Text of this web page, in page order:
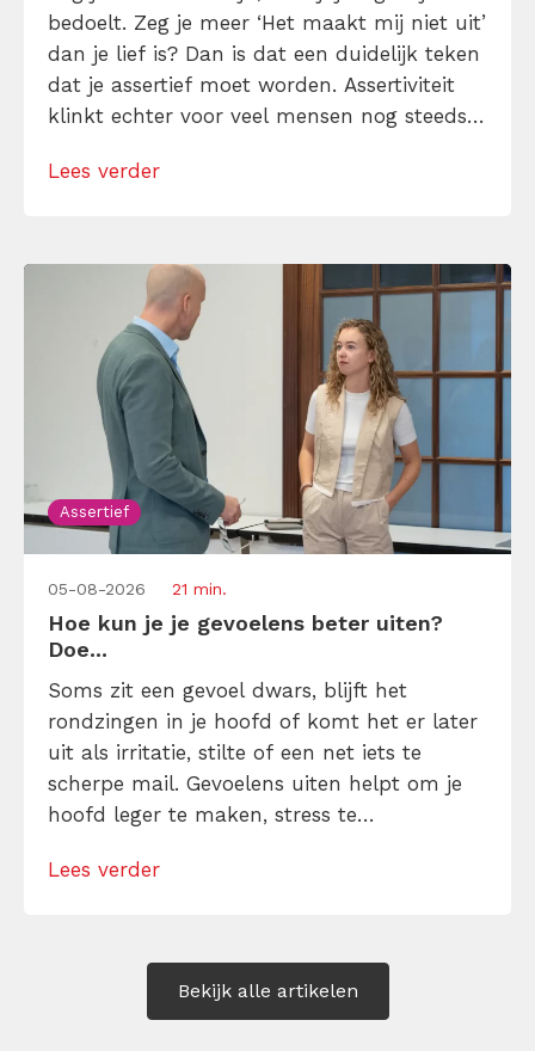
bedoelt. Zeg je meer ‘Het maakt mij niet uit’
dan je lief is? Dan is dat een duidelijk teken
dat je assertief moet worden. Assertiviteit
klinkt echter voor veel mensen nog steeds
maar dat is niet zo. Assertiviteit draait juist
Lees verder
Assertief
05-08-2026 21 min.
Hoe kun je je gevoelens beter uiten?
Doe...
Soms zit een gevoel dwars, blijft het
rondzingen in je hoofd of komt het er later
uit als irritatie, stilte of een net iets te
scherpe mail. Gevoelens uiten helpt om je
hoofd leger te maken, stress te
Maar hoe doe je dat zonder drama, verwijt
Lees verder
Bekijk alle artikelen